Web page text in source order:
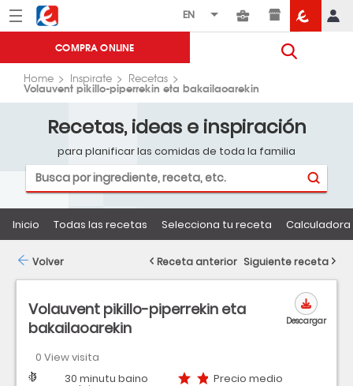
Menú Eroski
COMPRA ONLINE
Home Inspirate Recetas
Volauvent pikillo-piperrekin eta bakailaoarekin
Recetas, ideas e inspiración
para planificar las comidas de toda la familia
Inicio Todas las recetas Selecciona tu receta
Volauvent pikillo-piperrekin eta
bakailaoarekin
0 View visita
Dificultad
Tiempo 30 minutu baino
Precio medio Precio medio
Descargar
Volver Receta anterior Siguiente receta